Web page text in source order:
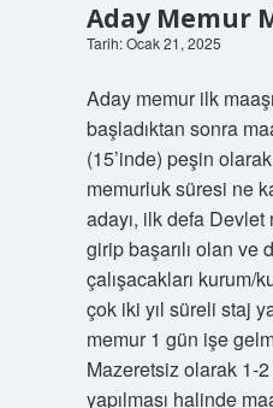
Aday Memur
Tarih: Ocak 21, 2025
Aday memur ilk
başladıktan sonra
(15’inde) peşin
memurluk süresi ne
adayı, ilk defa Devlet
girip başarılı olan ve
çalışacakları kurum/
çok iki yıl süreli staj
memur 1 gün işe
Mazeretsiz olarak 1-2
yapılması halinde